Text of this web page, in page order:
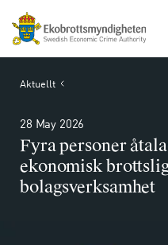
Aktuellt
28 May 2026
Fyra personer
ekonomisk
bolagsverksamhet